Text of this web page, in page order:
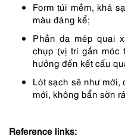
Form túi mềm, khá
màu đáng kể;
Phần da mép quai
chụp (vị trí gần móc
hưởng đến kết cấu
Lót sạch sẽ như mới,
mới, không bẩn sờn
Reference links: